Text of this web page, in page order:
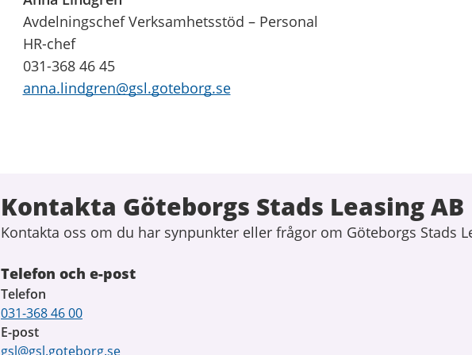
Avdelningschef Verksamhetsstöd – Personal
HR-chef
031-368 46 45
anna.lindgren@gsl.goteborg.se
Kontakta Göteborgs Stads Leasing AB
Kontakta oss om du har synpunkter eller frågor om Göteborgs Stads
Telefon och e-post
Telefon
031-368 46 00
E-post
gsl@gsl.goteborg.se